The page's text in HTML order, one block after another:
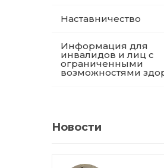
Наставничество
Информация для
инвалидов и лиц с
ограниченными
возможностями
Новости